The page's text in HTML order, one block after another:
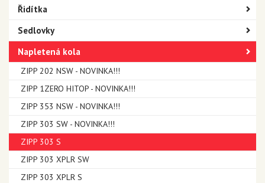
Řidítka
Sedlovky
Napletená kola
ZIPP 202 NSW - NOVINKA!!!
ZIPP 1ZERO HITOP - NOVINKA!!!
ZIPP 353 NSW - NOVINKA!!!
ZIPP 303 SW - NOVINKA!!!
ZIPP 303 S
ZIPP 303 XPLR SW
ZIPP 303 XPLR S